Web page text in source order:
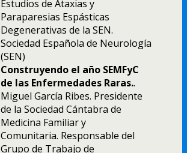
Estudios de Ataxias y
Paraparesias Espásticas
Degenerativas de la SEN.
Sociedad Española de Neurología
(SEN)
Construyendo el año SEMFyC
de las Enfermedades Raras..
Miguel García Ribes. Presidente
de la Sociedad Cántabra de
Medicina Familiar y
Comunitaria. Responsable del
Grupo de Trabajo de